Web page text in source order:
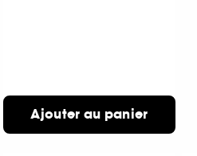
Ajouter au panier